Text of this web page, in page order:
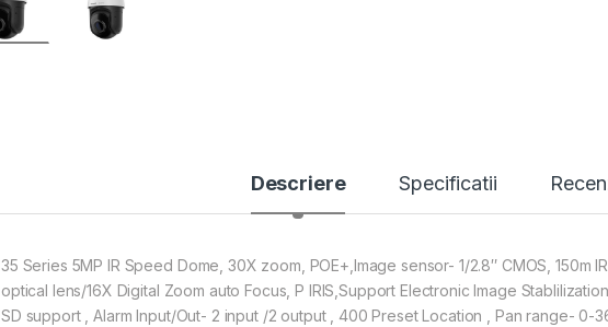
Descriere Specificatii
35 Series 5MP IR Speed Dome, 30X zoom, POE+,Image sensor- 1/2.8″ CMOS, 150m
optical lens/16X Digital Zoom auto Focus, P IRIS,Support Electronic Image
SD support , Alarm Input/Out- 2 input /2 output , 400 Preset Location , Pan range- 0-